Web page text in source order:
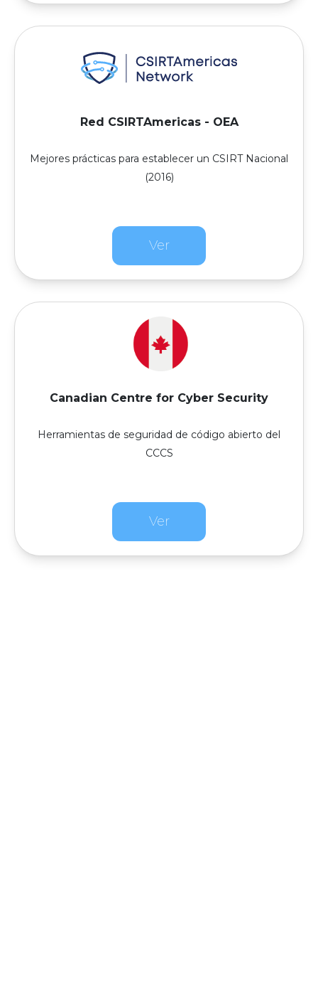
Red CSIRTAmericas - OEA
Mejores prácticas para establecer un CSIRT Nacional
(2016)
Ver
Canadian Centre for Cyber Security
Herramientas de seguridad de código abierto del
CCCS
Ver